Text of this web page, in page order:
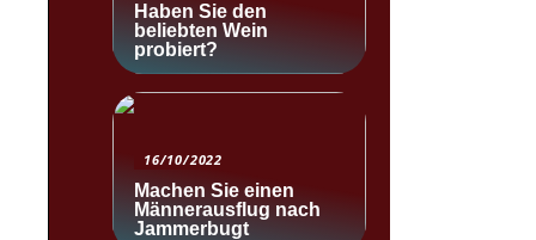
Haben Sie den
beliebten Wein
probiert?
16/10/2022
Machen Sie einen
Männerausflug nach
Jammerbugt